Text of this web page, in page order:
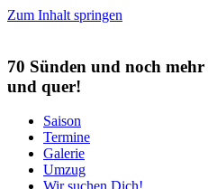
Zum Inhalt springen
70 Sünden und noch mehr
und quer!
Saison
Termine
Galerie
Umzug